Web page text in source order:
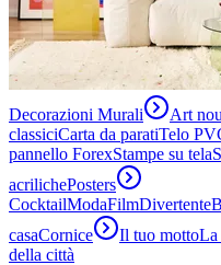
Decorazioni Murali Art
classiciCarta da paratiTelo
pannello ForexStampe su tela
acrilichePosters
CocktailModaFilmDivertente
casaCornice Il tuo mottoLa
della città